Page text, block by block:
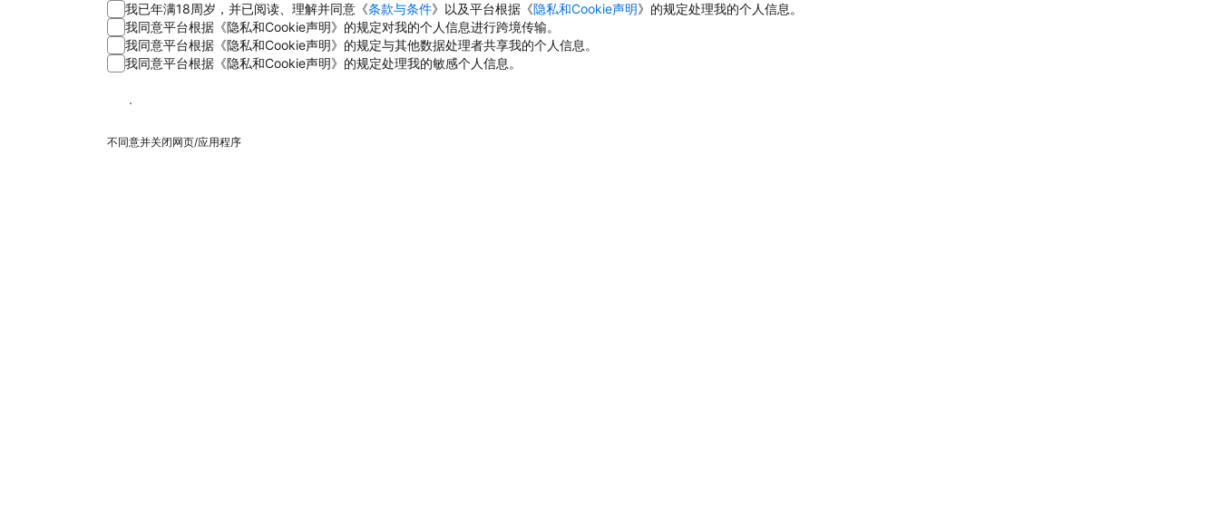
我已年满18周岁，并已阅读、理解并同意《条款与条件》以及平台根据《隐私和Cookie声明》的规定处理我的个人信息。
我同意平台根据《隐私和Cookie声明》的规定对我的个人信息进行跨境传输。
我同意平台根据《隐私和Cookie声明》的规定与其他数据处理者共享我的个人信息。
我同意平台根据《隐私和Cookie声明》的规定处理我的敏感个人信息。
同意
不同意并关闭网页/应用程序